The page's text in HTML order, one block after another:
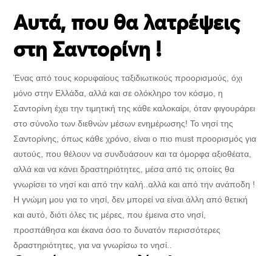
Αυτά, που θα λατρέψεις
στη Σαντορίνη !
Ένας από τους κορυφαίους ταξιδιωτικούς προορισμούς, όχι
μόνο στην Ελλάδα, αλλά και σε ολόκληρο τον κόσμο, η
Σαντορίνη έχει την τιμητική της κάθε καλοκαίρι, όταν φιγουράρει
στο σύνολο των διεθνών μέσων ενημέρωσης! Το νησί της
Σαντορίνης, όπως κάθε χρόνο, είναι ο πιο must προορισμός για
αυτούς, που θέλουν να συνδυάσουν και τα όμορφα αξιοθέατα,
αλλά και να κάνει δραστηριότητες, μέσα από τις οποίες θα
γνωρίσει το νησί και από την καλή..αλλά και από την ανάποδη !
Η γνώμη μου για το νησί, δεν μπορεί να είναι άλλη από θετική
και αυτό, διότι όλες τις μέρες, που έμεινα στο νησί,
προσπάθησα και έκανα όσο το δυνατόν περισσότερες
δραστηριότητες, για να γνωρίσω το νησί..